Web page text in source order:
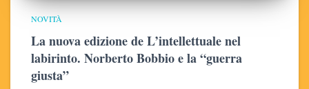
NOVITÀ
La nuova edizione de L’intellettuale nel
labirinto. Norberto Bobbio e la “guerra
giusta”